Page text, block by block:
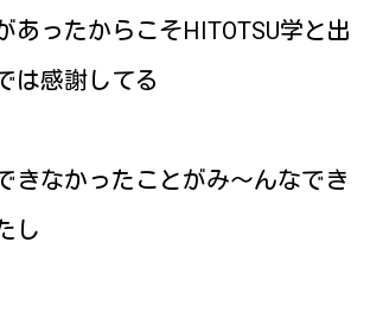
あったからこそHITOTSU学と出
は感謝してる
きなかったことがみ〜んなでき
し